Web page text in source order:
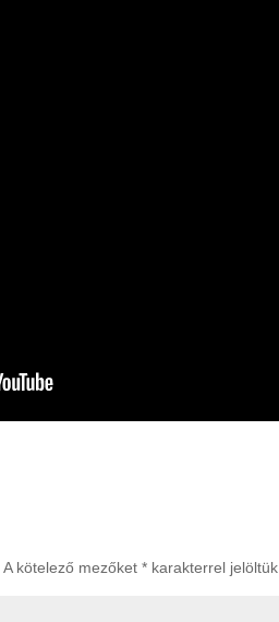
A kötelező mezőket* karakterrel jelöltük